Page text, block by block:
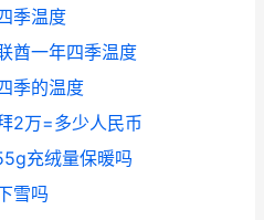
季温度
酋一年四季温度
季的温度
2万=多少人民币
充绒量保暖吗
雪吗